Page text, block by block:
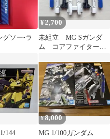
ソー•ラ
¥2,700
未組立 MG Sガンダ
ム コアファイター
144
¥8,000
MG 1/100ガンダム